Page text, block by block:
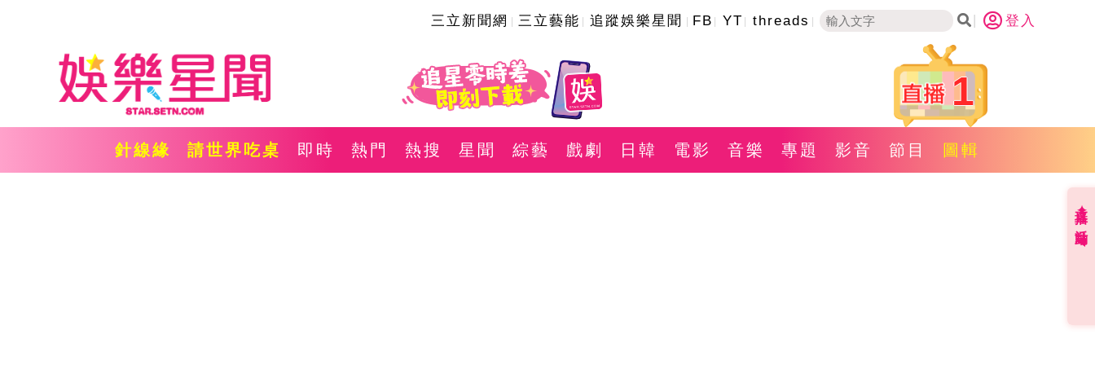
三立新聞網 三立藝能 追蹤娛樂星聞 FB YT threads 登入
1
針線緣 請世界吃桌 即時 熱門 熱搜 星聞 綜藝 戲劇 日韓 電影 音樂 專題 影音 節目 圖輯
直播✦活動